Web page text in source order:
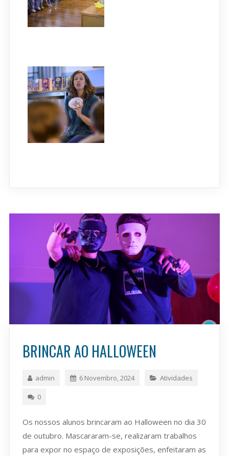
BRINCAR AO HALLOWEEN
admin 6 Novembro, 2024 Atividades
0
Os nossos alunos brincaram ao Halloween no dia 30
de outubro. Mascararam-se, realizaram trabalhos
para expor no espaço de exposições, enfeitaram as